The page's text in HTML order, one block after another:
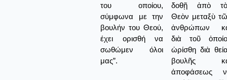
του οποίου,
σύμφωνα με την
βουλήν του Θεού,
έχει ορισθή να
σωθώμεν όλοι
μας”.
δοθῇ ἀπὸ
Θεὸν μεταξὺ
ἀνθρώπων
διὰ τοῦ
ὡρίσθη διὰ
βουλῆς
ἀποφάσεως